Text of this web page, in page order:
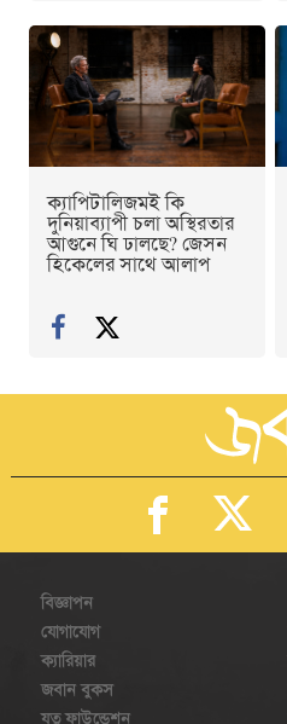
ক্যাপিটালিজমই কি
দুনিয়াব্যাপী চলা অস্থিরতার
আগুনে ঘি ঢালছে? জেসন
হিকেলের সাথে আলাপ
বিজ্ঞাপন
যোগাযোগ
ক্যারিয়ার
জবান বুকস
যত্ন ফাউন্ডেশন